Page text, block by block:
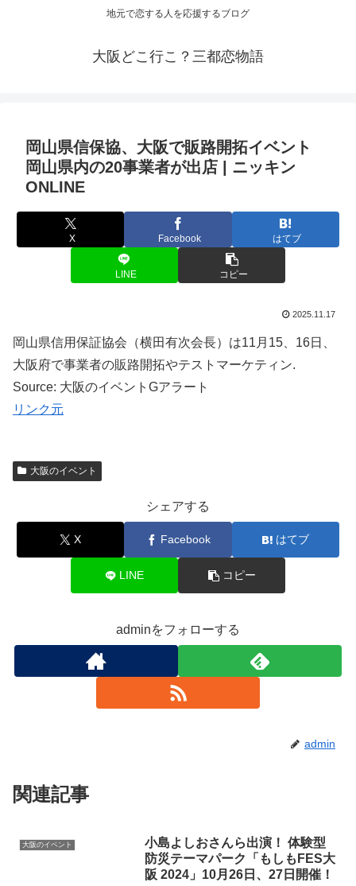
地元で恋する人を応援するブログ
大阪どこ行こ？三都恋物語
岡山県信保協、 大阪で販路開拓イベント
岡山県内の20事業者が出店 | ニッキン
ONLINE
X Facebook はてブ
LINE コピー
2025.11.17
岡山県信用保証協会（横田有次会長）は11月15、16日、
大阪府で事業者の販路開拓やテストマーケティン.
Source: 大阪のイベントGアラート
リンク元
大阪のイベント
シェアする
X Facebook はてブ
LINE コピー
adminをフォローする
admin
関連記事
大阪のイベント
小島よしおさんら出演！ 体験型
防災テーマパーク「もしもFES大
阪 2024」10月26日、27日開催！